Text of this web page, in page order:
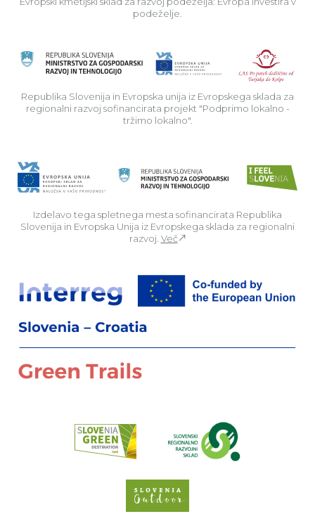
podeželje.
Republika Slovenija in Evropska unija iz Evropskega sklada za
regionalni razvoj sofinancirata projekt "Podprimo lokalno -
tržimo lokalno".
Izdelavo tega spletnega mesta sofinancirata Republika
Slovenija in Evropska Unija iz Evropskega sklada za regionalni
razvoj. Več